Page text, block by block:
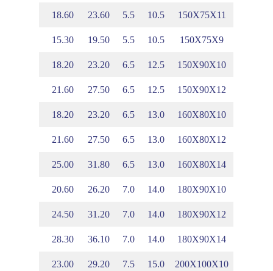
150X75X11
10.5
5.5
23.60
18.60
150X75X9
10.5
5.5
19.50
15.30
150X90X10
12.5
6.5
23.20
18.20
150X90X12
12.5
6.5
27.50
21.60
160X80X10
13.0
6.5
23.20
18.20
160X80X12
13.0
6.5
27.50
21.60
160X80X14
13.0
6.5
31.80
25.00
180X90X10
14.0
7.0
26.20
20.60
180X90X12
14.0
7.0
31.20
24.50
180X90X14
14.0
7.0
36.10
28.30
200X100X10
15.0
7.5
29.20
23.00